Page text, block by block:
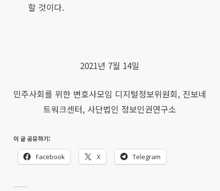
할 것이다.
2021년 7월 14일
민주사회를 위한 변호사모임 디지털정보위원회, 진보네
트워크센터, 사단법인 정보인권연구소
이 글 공유하기:
Facebook X Telegram